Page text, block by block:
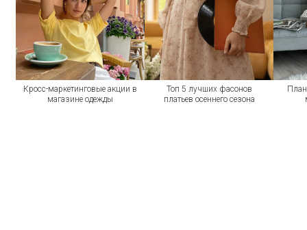
Кросс-маркетинговые акции в
магазине одежды
Топ 5 лучших фасонов
платьев осеннего сезона